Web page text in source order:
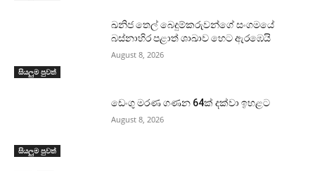
සියලුම පුවත්
ඛනිජ තෙල් බෙදුම්කරුවන්ගේ සංගමයේ
බස්නාහිර පළාත් ශාඛාව හෙට ඇරඹෙයි
August 8, 2026
සියලුම පුවත්
ඩෙංගු මරණ ගණන 64ක් දක්වා ඉහළට
August 8, 2026